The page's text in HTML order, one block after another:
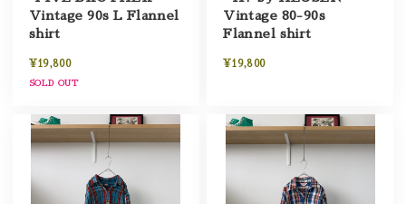
Vintage 90s L Flannel
shirt
¥19,800
SOLD OUT
Vintage 80-90s
Flannel shirt
¥19,800